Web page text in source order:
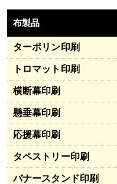
布製品
ターポリン印刷
トロマット印刷
横断幕印刷
懸垂幕印刷
応援幕印刷
タペストリー印刷
バナースタンド印刷